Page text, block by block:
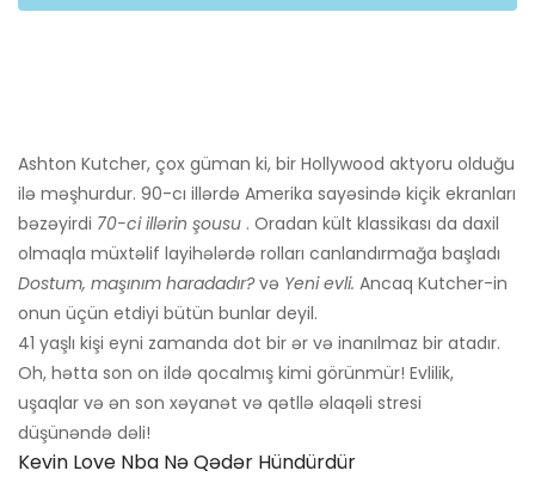
Ashton Kutcher, çox güman ki, bir Hollywood aktyoru olduğu
ilə məşhurdur. 90-cı illərdə Amerika sayəsində kiçik ekranları
bəzəyirdi 70-ci illərin şousu . Oradan kült klassikası da daxil
olmaqla müxtəlif layihələrdə rolları canlandırmağa başladı
Dostum, maşınım haradadır?və Yeni evli. Ancaq Kutcher-in
onun üçün etdiyi bütün bunlar deyil.
41 yaşlı kişi eyni zamanda dot bir ər və inanılmaz bir atadır.
Oh, hətta son on ildə qocalmış kimi görünmür! Evlilik,
uşaqlar və ən son xəyanət və qətllə əlaqəli stresi
düşünəndə dəli!
Kevin Love Nba Nə Qədər Hündürdür